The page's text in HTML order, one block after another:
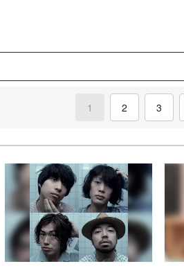
1 (current)
2 3